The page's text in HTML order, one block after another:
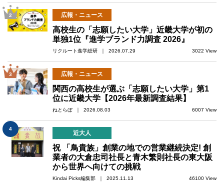
2 広報・ニュース
高校生の「志願したい大学」近畿大学が初の
単独1位『進学ブランド力調査 2026』
リクルート進学総研 ｜ 2026.07.29 3022 View
3 広報・ニュース
関西の高校生が選ぶ「志願したい大学」第1
位に近畿大学【2026年最新調査結果】
ねとらぼ ｜ 2026.08.03 6007 View
4
近大人
祝 「鳥貴族」創業の地での営業継続決定! 創
業者の大倉忠司社長と青木繁則社長の東大阪
から世界へ向けての挑戦
Kindai Picks編集部 ｜ 2025.11.13 46100 View